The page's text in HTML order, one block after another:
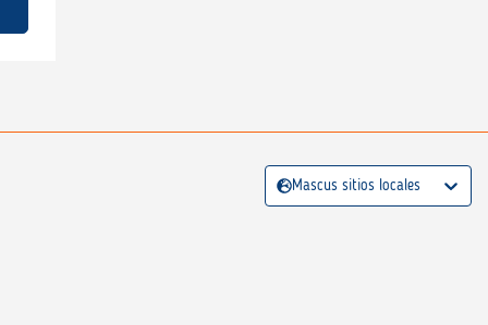
Mascus sitios locales